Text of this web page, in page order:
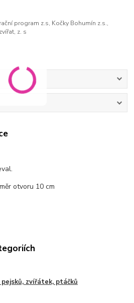
program z.s, Kočky Bohumín z.s.,
z. s
otvoru 10 cm
zvířátek, ptáčků